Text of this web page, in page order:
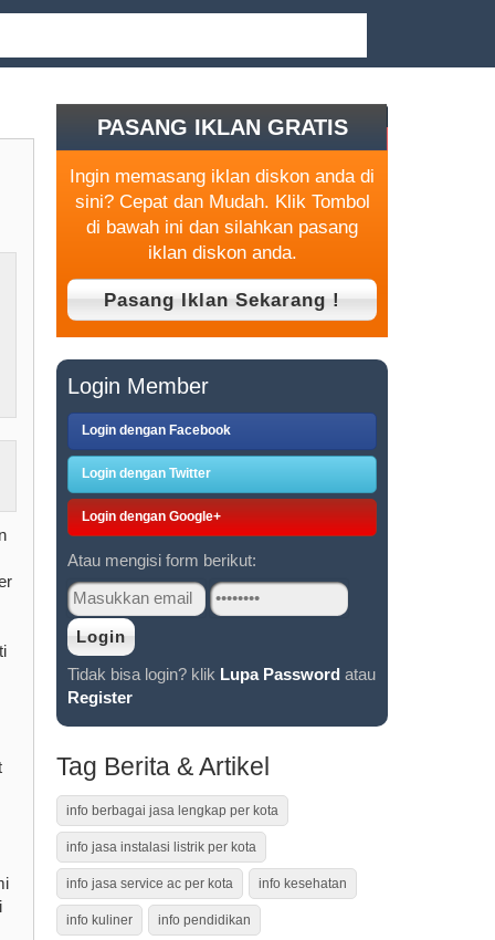
PASANG IKLAN GRATIS
Ingin memasang iklan diskon anda di
sini? Cepat dan Mudah. Klik Tombol
di bawah ini dan silahkan pasang
iklan diskon anda.
Login Member
Login dengan Facebook
Login dengan Twitter
Login dengan Google+
Atau mengisi form berikut:
Tidak bisa login? klik Lupa Password atau
Register
Tag Berita & Artikel
info berbagai jasa lengkap per kota
info jasa instalasi listrik per kota
info jasa service ac per kota info kesehatan
info kuliner info pendidikan